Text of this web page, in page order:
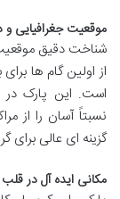
موقعیت جغرافیایی و
شناخت دقیق
از اولین گام ها
است. این پارک در
نسبتاً آسان را از
گزینه ای عالی برای
مکانی ایده آل در قلب